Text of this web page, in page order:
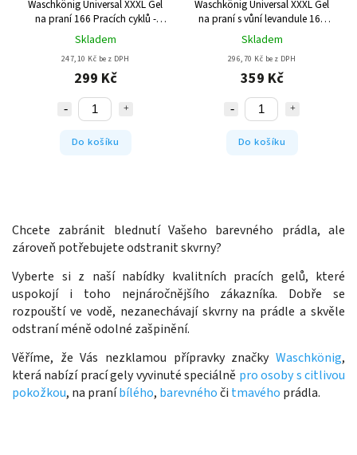
Waschkönig Universal XXXL Gel
na praní 166 Pracích cyklů -
LIMITOVANÁ EDICE
Skladem
247,10 Kč bez DPH
299 Kč
Do košíku
Waschkönig Universal XXXL Gel
na praní s vůní levandule 166
Pracích cyklů - LIMITOVANÁ
EDICE
Skladem
296,70 Kč bez DPH
359 Kč
Do košíku
Chcete zabránit blednutí Vašeho barevného prádla, ale
zároveň potřebujete odstranit skvrny?
Vyberte si z naší nabídky kvalitních pracích gelů, které
uspokojí i toho nejnáročnějšího zákazníka. Dobře se
rozpouští ve vodě, nezanechávají skvrny na prádle a skvěle
odstraní méně odolné zašpinění.
Věříme, že Vás nezklamou přípravky značky Waschkönig,
která nabízí prací gely vyvinuté speciálně pro osoby s citlivou
pokožkou, na praníbílého, barevnéhoči tmavého prádla.